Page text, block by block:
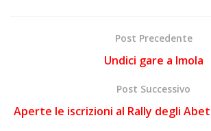
Post Precedente
Undici gare a Imola
Post Successivo
Aperte le iscrizioni al Rally degli